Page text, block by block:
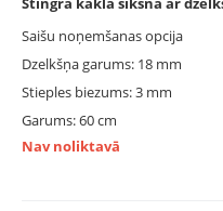
Saišu noņemšanas opcija
Dzelkšņa garums: 18 mm
Stieples biezums: 3 mm
Garums: 60 cm
Nav noliktavā